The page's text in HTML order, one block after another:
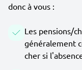
donc à vous :
Les pensions/
généralement
cher si